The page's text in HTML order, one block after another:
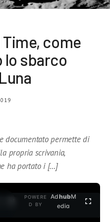
Time, come
lo sbarco
documentato permette di
propria scrivania,
ha portato i […]
POWERE
D BY
AdhubM
edia